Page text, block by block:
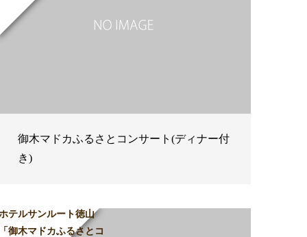
御木マドカふるさとコンサート(ディナー付
き)
テルサンルート徳山
「御木マドカふるさとコ